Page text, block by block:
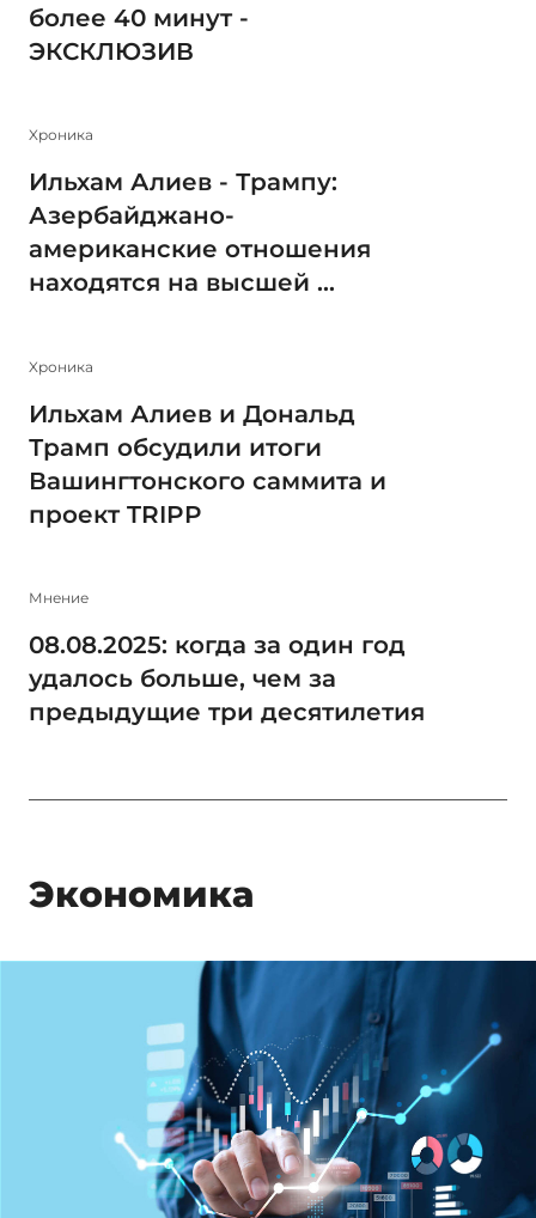
более 40 минут -
ЭКСКЛЮЗИВ
Xроника
Ильхам Алиев - Трампу:
Азербайджано-
американские отношения
находятся на высшей ...
Xроника
Ильхам Алиев и Дональд
Трамп обсудили итоги
Вашингтонского саммита и
проект TRIPP
Мнение
08.08.2025: когда за один год
удалось больше, чем за
предыдущие три десятилетия
Экономика